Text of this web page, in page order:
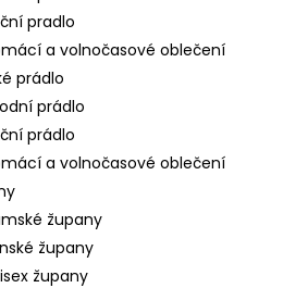
pradlo
a volnočasové oblečení
prádlo
prádlo
prádlo
a volnočasové oblečení
župany
župany
župany